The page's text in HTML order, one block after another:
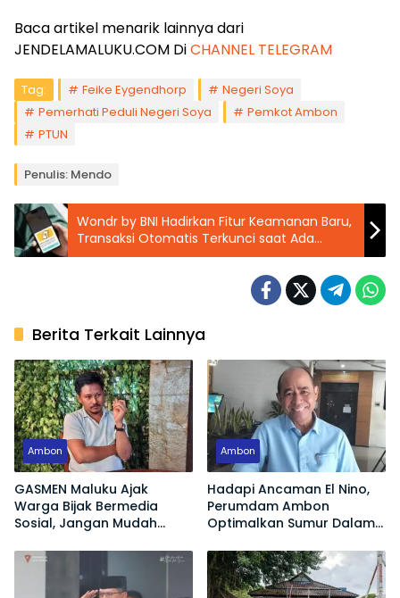
Baca artikel menarik lainnya dari
JENDELAMALUKU.COM DiCHANNEL TELEGRAM
Tag: Feike Eygendhorp
Negeri Soya
Pemerhati Peduli Negeri Soya
Pemkot Ambon
PTUN
Penulis: Mendo
Wondr by BNI Hadirkan Fitur Keamanan Baru,
Transaksi Otomatis Terkunci saat Ada
Panggilan Masuk
Berita Terkait Lainnya
Ambon
GASMEN Maluku Ajak
Warga Bijak Bermedia
Sosial, Jangan Mudah
Ambon
Hadapi Ancaman El Nino,
Perumdam Ambon
Optimalkan Sumur Dalam